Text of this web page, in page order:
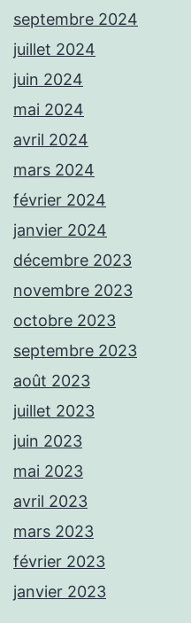
septembre 2024
juillet 2024
juin 2024
mai 2024
avril 2024
mars 2024
février 2024
janvier 2024
décembre 2023
novembre 2023
octobre 2023
septembre 2023
août 2023
juillet 2023
juin 2023
mai 2023
avril 2023
mars 2023
février 2023
janvier 2023